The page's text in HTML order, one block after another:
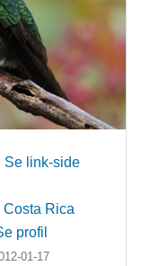
Se link-side
Costa Rica
profil
01-17